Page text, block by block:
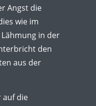
Angst die
wie im
in der
den
aus der
auf die